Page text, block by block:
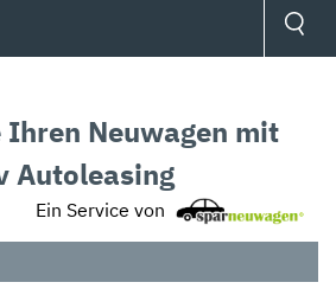
Ihren Neuwagen mit
Autoleasing
Ein Service von